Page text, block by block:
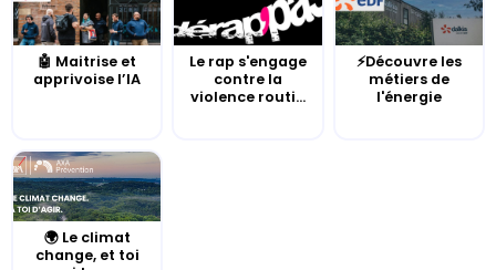
🤖 Maitrise et
apprivoise l’IA
Le rap s'engage
contre la
violence routi...
⚡Découvre les
métiers de
l'énergie
🌍 Le climat
change, et toi